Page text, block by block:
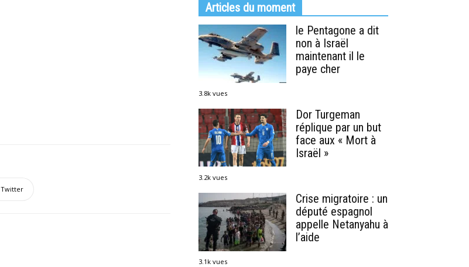
Twitter
Articles du moment
le Pentagone a dit
non à Israël
maintenant il le
paye cher
3.8k vues
Dor Turgeman
réplique par un but
face aux « Mort à
Israël »
3.2k vues
Crise migratoire : un
député espagnol
appelle Netanyahu à
l’aide
3.1k vues